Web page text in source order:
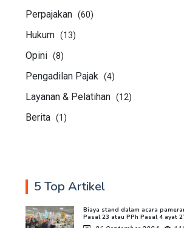
Perpajakan (60)
Hukum (13)
Opini (8)
Pengadilan Pajak (4)
Layanan & Pelatihan (12)
Berita (1)
5 Top Artikel
Biaya stand dalam acara
Pasal 23 atau PPh Pasal 4 ayat